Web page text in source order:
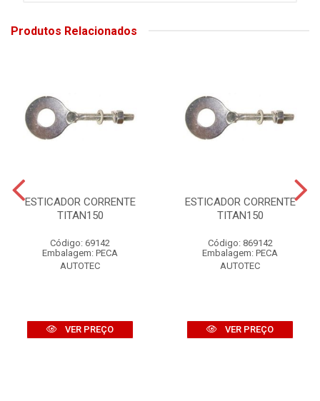
Produtos Relacionados
ESTICADOR CORRENTE
TITAN150
Código: 69142
Embalagem: PECA
AUTOTEC
VER PREÇO
ESTICADOR CORRENTE
TITAN150
Código: 869142
Embalagem: PECA
AUTOTEC
VER PREÇO